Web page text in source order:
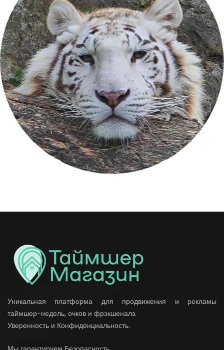
Уникальная платформа для продвижения и рекламы
таймшер-недель, очков и фрэкшеналз.
Уверенность и Конфиденциальность.